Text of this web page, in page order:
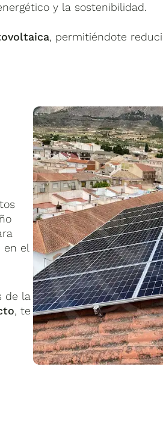
y la sostenibilidad.
, permitiéndote
en el
de la
, te